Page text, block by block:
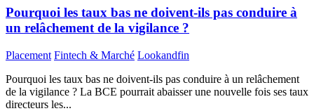
Pourquoi les taux bas ne doivent-ils pas conduire à
un relâchement de la vigilance ?
Placement Fintech & Marché Lookandfin
Pourquoi les taux bas ne doivent-ils pas conduire à un relâchement
de la vigilance ? La BCE pourrait abaisser une nouvelle fois ses taux
directeurs les...